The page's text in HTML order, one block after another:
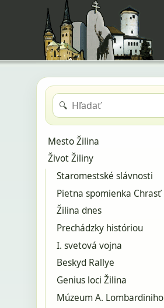
🔍
Mesto Žilina
Život Žiliny
Staromestské slávnosti
Pietna spomienka Chrasť
Žilina dnes
Prechádzky históriou
I. svetová vojna
Beskyd Rallye
Genius loci Žilina
Múzeum A. Lombardiniho